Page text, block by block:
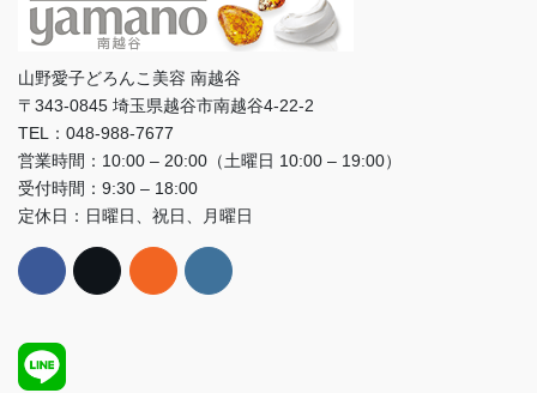
山野愛子どろんこ美容 南越谷
〒343-0845 埼玉県越谷市南越谷4-22-2
TEL：048-988-7677
営業時間：10:00 – 20:00（土曜日 10:00 – 19:00）
受付時間：9:30 – 18:00
定休日：日曜日、祝日、月曜日